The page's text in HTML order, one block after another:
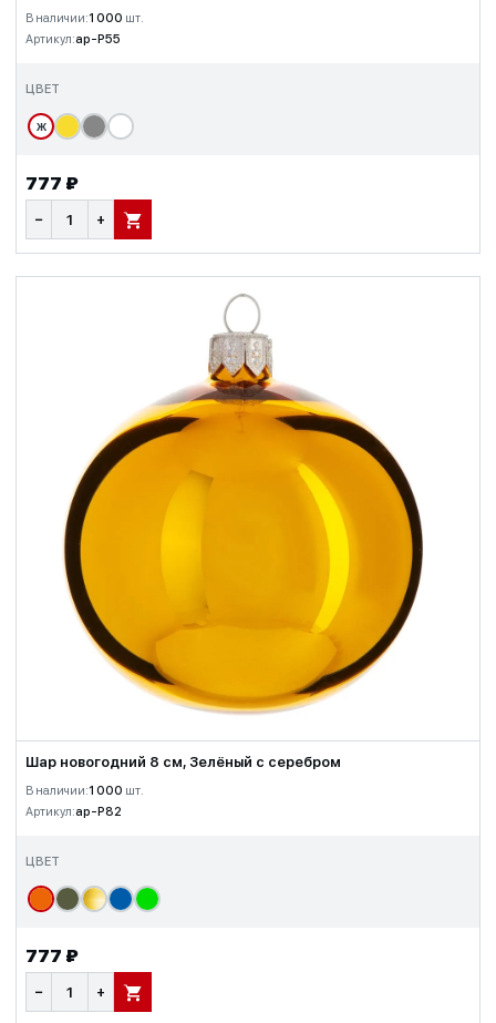
В наличии:1 000 шт.
Артикул:ap-P55
ЦВЕТ
Ж
777 ₽
− + В КОРЗИНУ
Шар новогодний 8 см, Зелёный с серебром
В наличии:1 000 шт.
Артикул:ap-P82
ЦВЕТ
777 ₽
− + В КОРЗИНУ